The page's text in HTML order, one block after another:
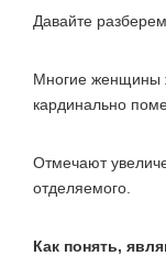
Давайте
Многие женщины
кардинально
Отмечают
отделяемого.
Как понять,